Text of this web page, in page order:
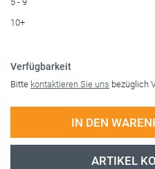
10+
Verfügbarkeit
Bitte kontaktieren Sie uns bezüglich
IN DEN
ARTIKEL